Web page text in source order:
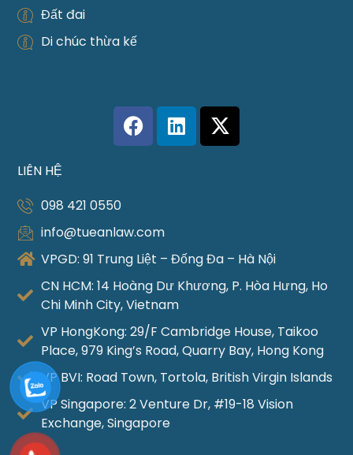
Đất đai
Di chúc thừa kế
LIÊN HỆ
098 421 0550
info@tueanlaw.com
VPGD: 91 Trung Liệt – Đống Đa – Hà Nội
CN HCM: 14 Hoàng Dư Khương, P. Hòa Hưng, Ho
Chi Minh City, Vietnam
VP HongKong: 29/F Cambridge House, Taikoo
Place, 979 King’s Road, Quarry Bay, Hong Kong
VP BVI: Road Town, Tortola, British Virgin Islands
VP Singapore: 2 Venture Dr, #19-18 Vision
Exchange, Singapore